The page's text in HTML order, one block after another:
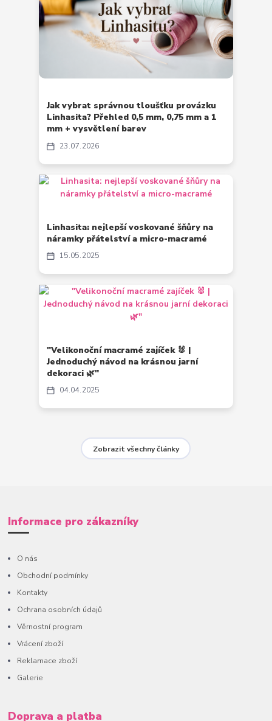
23 07 2026
Jak vybrat správnou tloušťku provázku
Linhasita? Přehled 0,5 mm, 0,75 mm a 1
mm + vysvětlení barev
15 05 2025
Linhasita: nejlepší voskované šňůry na
náramky přátelství a micro-macramé
04 04 2025
"Velikonoční macramé zajíček 🐰 |
Jednoduchý návod na krásnou jarní
dekoraci 🌿"
Zobrazit všechny články
Informace pro zákazníky
O nás
Obchodní podmínky
Kontakty
Ochrana osobních údajů
Věrnostní program
Vrácení zboží
Reklamace zboží
Galerie
Doprava a platba